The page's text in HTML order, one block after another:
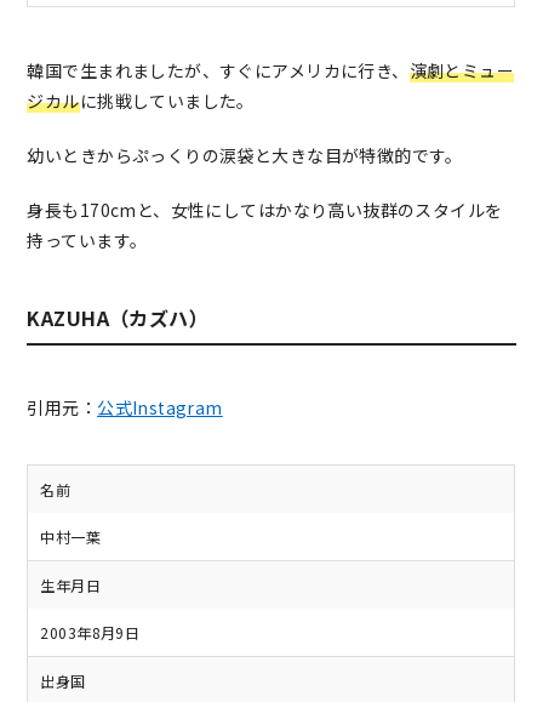
韓国で生まれましたが、すぐにアメリカに行き、 演劇とミュー
ジカルに挑戦していました。
幼いときからぷっくりの涙袋と大きな目が特徴的です。
身長も170cmと、女性にしてはかなり高い抜群のスタイルを
持っています。
KAZUHA（カズハ）
引用元： 公式Instagram
名前
中村一葉
生年月日
2003年8月9日
出身国